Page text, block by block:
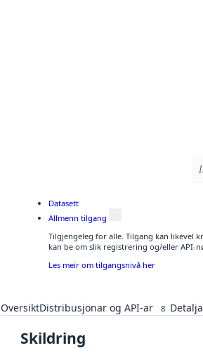
Datasett
Allmenn tilgang
Tilgjengeleg for alle. Tilgang kan likevel
kan be om slik registrering og/eller API-
Les meir om tilgangsnivå her
OversiktDistribusjonar og API-ar 8
Skildring